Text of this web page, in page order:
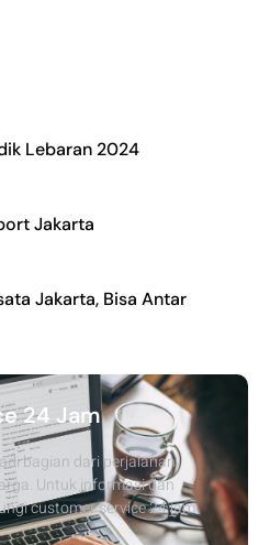
Lebaran 2024
Jakarta
Jakarta, Bisa Antar
24 Jam
bagian dari perjalanan
Untuk informasi dan
customer service 24 jam